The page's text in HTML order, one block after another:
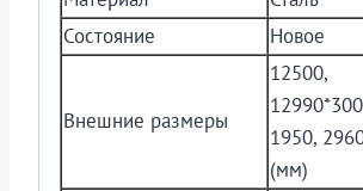
Состояние
Новое
Внешние размеры
12500,
1950,
(мм)